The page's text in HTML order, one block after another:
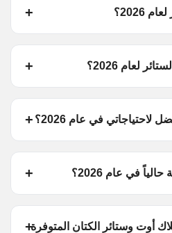
2026؟
لعام 2026؟
لاحتياجاتي في عام 2026؟
في عام 2026؟
أوت وستائر الكتان المتوفرة